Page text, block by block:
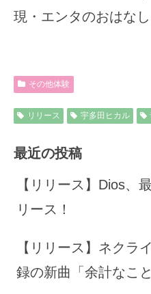
現・エンタのおはなし
その他体験
リリース 宇多田ヒカル
最近の投稿
【リリース】Dios、
リース！
【リリース】ネクラ
録の新曲「余計なこ